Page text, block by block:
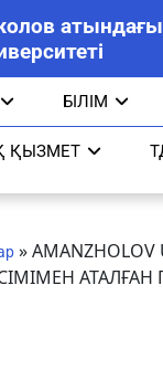
БІЛІМ
ҚЫЗМЕТ
»